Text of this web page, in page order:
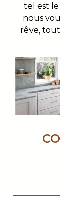
tel est le
nous
rêve,